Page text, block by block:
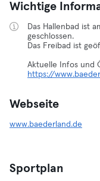
Wichtige
Das Hallenbad ist
geschlossen.
Das Freibad ist
https://
Webseite
www.baederland.de
Sportplan